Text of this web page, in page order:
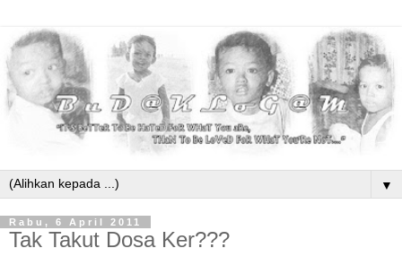
▼
Rabu, 6 April 2011
Tak Takut Dosa Ker???